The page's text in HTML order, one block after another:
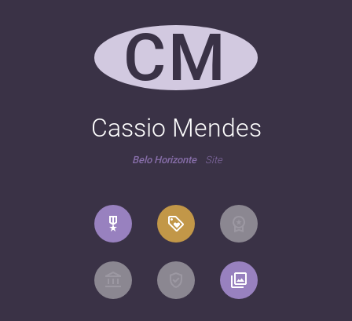
CM
Cassio Mendes
Belo Horizonte Site